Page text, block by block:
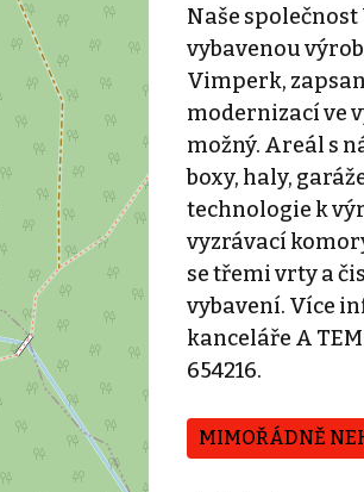
Naše
vybavenou
Vimperk,
modernizací ve
možný. Areál s
boxy, haly,
technologie k
vyzrávací
se třemi vrty a
vybavení. Více
kanceláře A
654216.
MIMOŘÁDNĚ